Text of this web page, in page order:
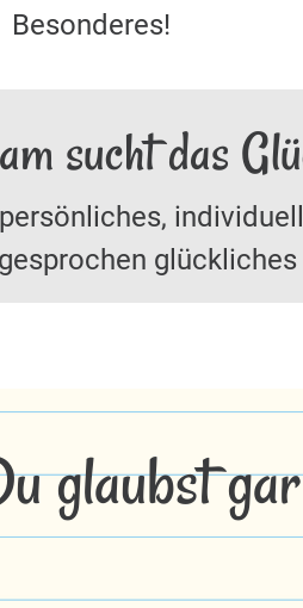
Besonderes!
sucht das
glaubst